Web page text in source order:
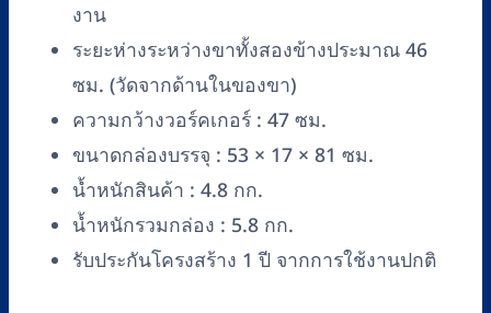
งาน
ระยะห่างระหว่างขาทั้งสองข้างประมาณ 46
ซม. (วัดจากด้านในของขา)
ความกว้างวอร์คเกอร์ : 47 ซม.
ขนาดกล่องบรรจุ : 53 × 17 × 81 ซม.
น้ำหนักสินค้า : 4.8 กก.
น้ำหนักรวมกล่อง : 5.8 กก.
รับประกันโครงสร้าง 1 ปี จากการใช้งานปกติ